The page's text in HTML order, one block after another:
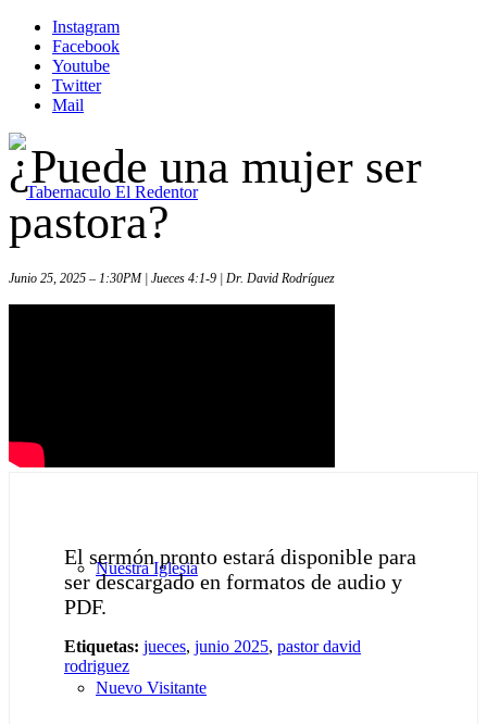
Instagram
Facebook
Youtube
Twitter
Mail
Nuestra Iglesia
Nuevo Visitante
¿Puede una mujer ser
pastora?
Junio 25, 2025 – 1:30PM | Jueces 4:1-9 | Dr. David Rodríguez
El sermón pronto estará disponible para
ser descargado en formatos de audio y
PDF.
Etiquetas: jueces, junio 2025, pastor david
rodriguez